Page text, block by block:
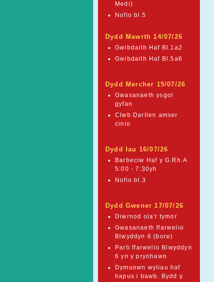
Medi)
Nofio bl.5
Dydd Mawrth 14/07/26
Gwibdaith Haf Bl.1a2
Gwibdaith Haf Bl.5a6
Dydd Mercher 15/07/26
Gwasanaeth ysgol
gyfan
Clwb Darllen amser
cinio
Dydd Iau 16/07/26
Barbeciw Haf y G.Rh.A
5:00 - 7:30yh
Nofio bl.3
Dydd Gwener 17/07/26
Diwrnod ola'r tymor
Gwasanaeth ffarwelio
Blwyddyn 6 (bore)
Parti ffarwelio Blwyddyn
6 yn y prynhawn
Dymunwn wyliau haf
hapus i bawb. Bydd y